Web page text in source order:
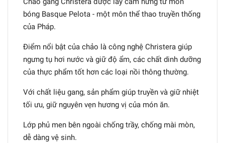
bóng Basque Pelota - một môn thể thao truyền thống
của Pháp.
Điểm nổi bật của chảo là công nghệ Christera giúp
ngưng tụ hơi nước và giữ độ ẩm, các chất dinh dưỡng
của thực phẩm tốt hơn các loại nồi thông thường.
Với chất liệu gang, sản phẩm giúp truyền và giữ nhiệt
tối ưu, giữ nguyên vẹn hương vị của món ăn.
Lớp phủ men bên ngoài chống trầy, chống mài mòn,
dễ dàng vệ sinh.